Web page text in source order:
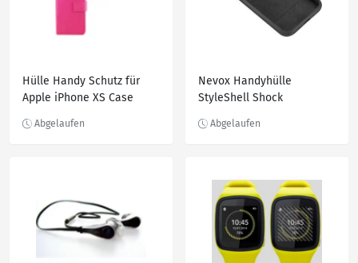
Hülle Handy Schutz für
Apple iPhone XS Case
Handyhülle
Nevox Handyhülle
StyleShell Shock